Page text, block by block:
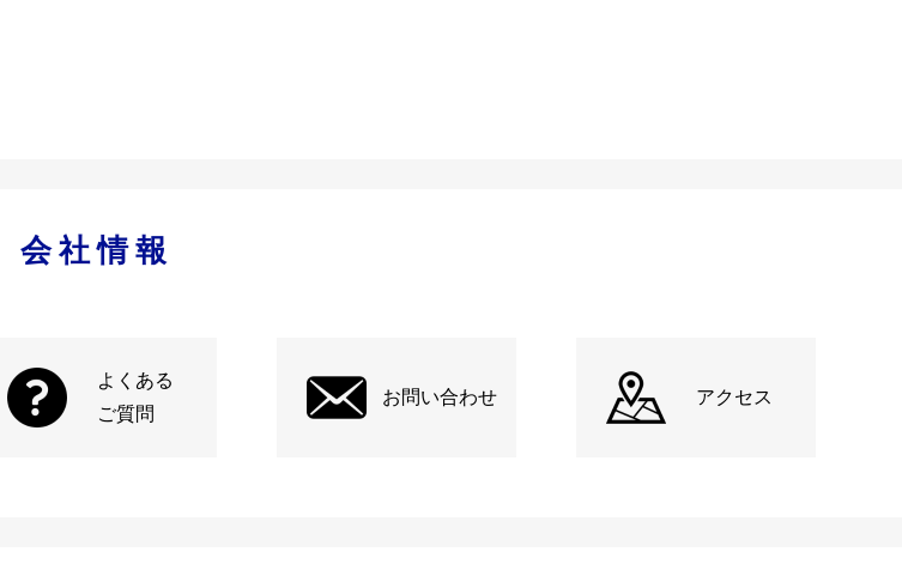
会社情報
よくある
ご質問
お問い合わせ アクセス